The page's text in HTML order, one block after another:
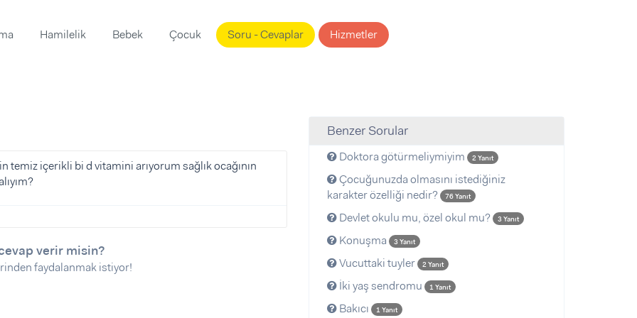
Hamilelik Bebek Çocuk Soru - Cevaplar Hizmetler
içerikli bi d vitamini arıyorum sağlık ocağının
verir misin?
faydalanmak istiyor!
Benzer Sorular
Doktora götürmeliymiyim 2 Yanıt
Çocuğunuzda olmasını istediğiniz
karakter özelliği nedir?
76 Yanıt
Devlet okulu mu, özel okul mu? 3 Yanıt
Konuşma 3 Yanıt
Vucuttaki tuyler 2 Yanıt
İki yaş sendromu 1 Yanıt
Bakıcı 1 Yanıt